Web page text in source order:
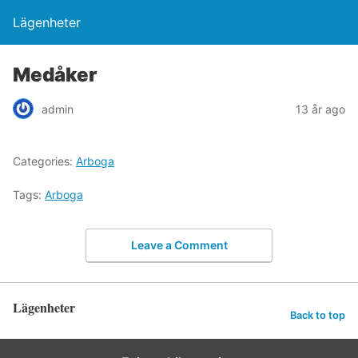
Lägenheter
Medåker
admin 13 år ago
Categories: Arboga
Tags: Arboga
Leave a Comment
Lägenheter Back to top